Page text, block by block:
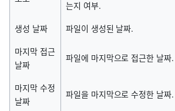
는지 여부.
생성 날짜 파일이 생성된 날짜.
마지막 접근
날짜
파일에 마지막으로 접근한 날짜.
마지막 수정
날짜
파일을 마지막으로 수정한 날짜.